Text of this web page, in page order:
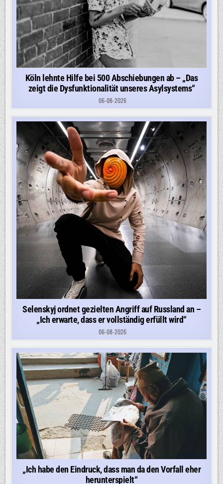
Köln lehnte Hilfe bei 500 Abschiebungen ab – „Das
zeigt die Dysfunktionalität unseres Asylsystems“
06-08-2026
Selenskyj ordnet gezielten Angriff auf Russland an –
„Ich erwarte, dass er vollständig erfüllt wird“
06-08-2026
„Ich habe den Eindruck, dass man da den Vorfall eher
herunterspielt“